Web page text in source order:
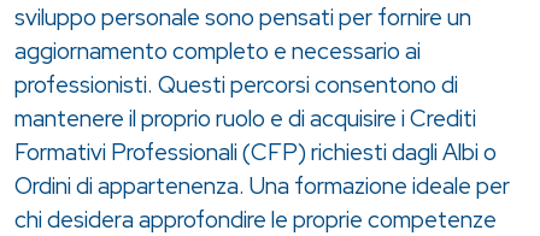
sviluppo personale sono pensati per fornire un
aggiornamento completo e necessario ai
professionisti. Questi percorsi consentono di
mantenere il proprio ruolo e di acquisire i Crediti
Formativi Professionali (CFP) richiesti dagli Albi o
Ordini di appartenenza. Una formazione ideale per
chi desidera approfondire le proprie competenze